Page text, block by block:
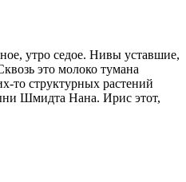
утро седое. Нивы уставшие,
это молоко тумана
то структурных растений
Шмидта Нана. Ирис этот,